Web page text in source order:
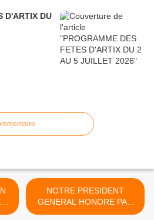
D'ARTIX DU
NOTRE PRESIDENT
GENERAL HONORE PAR
LA CONFRERIE DU